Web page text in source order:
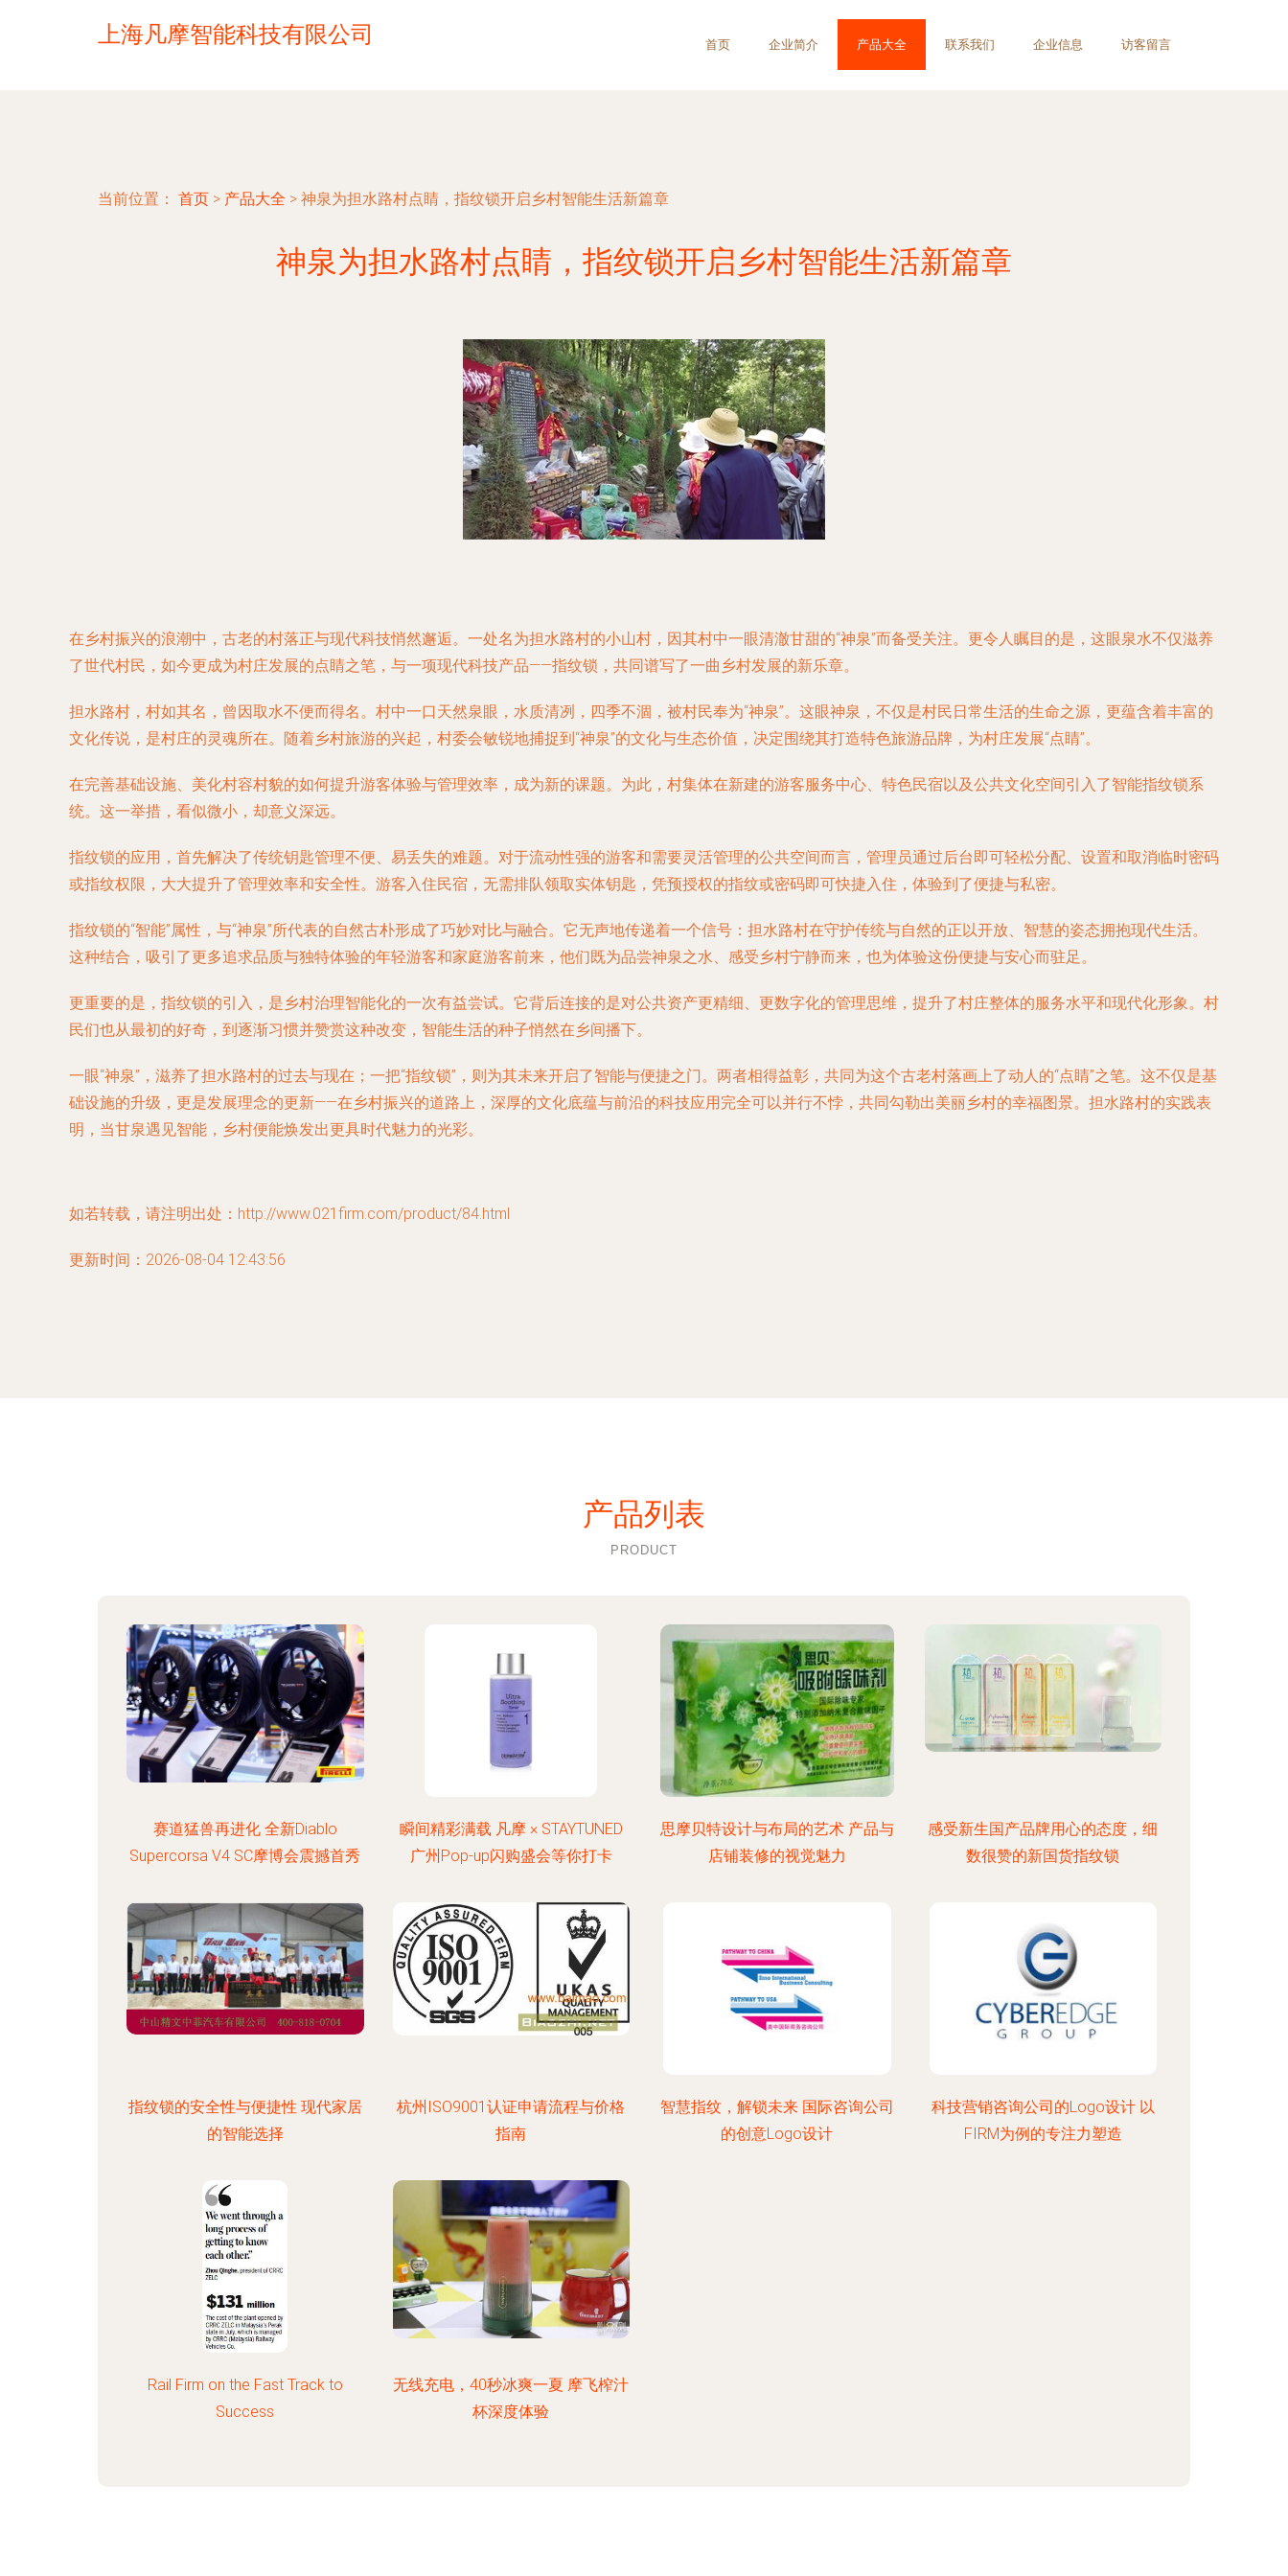
上海凡摩智能科技有限公司 首页 企业简介 产品大全 联系我们 企业信息 访客留言
当前位置： 首页 > 产品大全 > 神泉为担水路村点睛，指纹锁开启乡村智能生活新篇章
神泉为担水路村点睛，指纹锁开启乡村智能生活新篇章
在乡村振兴的浪潮中，古老的村落正与现代科技悄然邂逅。一处名为担水路村的小山村，因其村中一眼清澈甘甜的“神泉”而备受关注。更令人瞩目的是，这眼泉水不仅滋养
了世代村民，如今更成为村庄发展的点睛之笔，与一项现代科技产品——指纹锁，共同谱写了一曲乡村发展的新乐章。
担水路村，村如其名，曾因取水不便而得名。村中一口天然泉眼，水质清冽，四季不涸，被村民奉为“神泉”。这眼神泉，不仅是村民日常生活的生命之源，更蕴含着丰富的
文化传说，是村庄的灵魂所在。随着乡村旅游的兴起，村委会敏锐地捕捉到“神泉”的文化与生态价值，决定围绕其打造特色旅游品牌，为村庄发展“点睛”。
在完善基础设施、美化村容村貌的如何提升游客体验与管理效率，成为新的课题。为此，村集体在新建的游客服务中心、特色民宿以及公共文化空间引入了智能指纹锁系
统。这一举措，看似微小，却意义深远。
指纹锁的应用，首先解决了传统钥匙管理不便、易丢失的难题。对于流动性强的游客和需要灵活管理的公共空间而言，管理员通过后台即可轻松分配、设置和取消临时密码
或指纹权限，大大提升了管理效率和安全性。游客入住民宿，无需排队领取实体钥匙，凭预授权的指纹或密码即可快捷入住，体验到了便捷与私密。
指纹锁的“智能”属性，与“神泉”所代表的自然古朴形成了巧妙对比与融合。它无声地传递着一个信号：担水路村在守护传统与自然的正以开放、智慧的姿态拥抱现代生活。
这种结合，吸引了更多追求品质与独特体验的年轻游客和家庭游客前来，他们既为品尝神泉之水、感受乡村宁静而来，也为体验这份便捷与安心而驻足。
更重要的是，指纹锁的引入，是乡村治理智能化的一次有益尝试。它背后连接的是对公共资产更精细、更数字化的管理思维，提升了村庄整体的服务水平和现代化形象。村
民们也从最初的好奇，到逐渐习惯并赞赏这种改变，智能生活的种子悄然在乡间播下。
一眼“神泉”，滋养了担水路村的过去与现在；一把“指纹锁”，则为其未来开启了智能与便捷之门。两者相得益彰，共同为这个古老村落画上了动人的“点睛”之笔。这不仅是基
础设施的升级，更是发展理念的更新——在乡村振兴的道路上，深厚的文化底蕴与前沿的科技应用完全可以并行不悖，共同勾勒出美丽乡村的幸福图景。担水路村的实践表
明，当甘泉遇见智能，乡村便能焕发出更具时代魅力的光彩。
如若转载，请注明出处：http://www.021firm.com/product/84.html
更新时间：2026-08-04 12:43:56
产品列表
PRODUCT
赛道猛兽再进化 全新Diablo
Supercorsa V4 SC摩博会震撼首秀
瞬间精彩满载 凡摩 × STAYTUNED
广州Pop-up闪购盛会等你打卡
思摩贝特设计与布局的艺术 产品与
店铺装修的视觉魅力
感受新生国产品牌用心的态度，细
数很赞的新国货指纹锁
指纹锁的安全性与便捷性 现代家居
的智能选择
杭州ISO9001认证申请流程与价格
指南
智慧指纹，解锁未来 国际咨询公司
的创意Logo设计
科技营销咨询公司的Logo设计 以
FIRM为例的专注力塑造
Rail Firm on the Fast Track to
Success
无线充电，40秒冰爽一夏 摩飞榨汁
杯深度体验